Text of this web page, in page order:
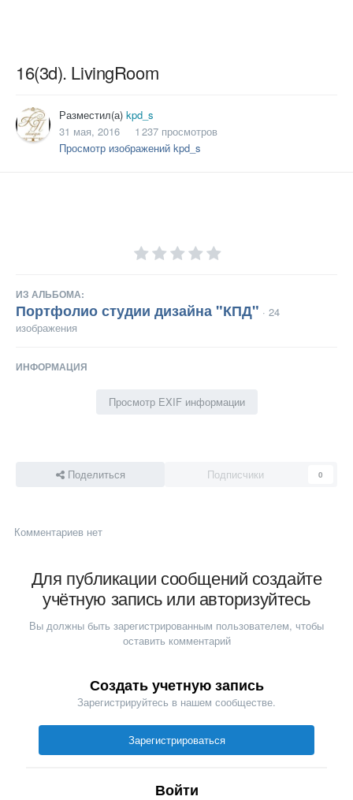
16(3d). LivingRoom
Разместил(а) kpd_s
31 мая, 2016
1 237 просмотров
Просмотр изображений kpd_s
ИЗ АЛЬБОМА:
Портфолио студии дизайна "КПД" · 24
изображения
ИНФОРМАЦИЯ
Просмотр EXIF информации
Поделиться Подписчики 0
Комментариев нет
Для публикации сообщений создайте
учётную запись или авторизуйтесь
Вы должны быть зарегистрированным пользователем, чтобы
оставить комментарий
Создать учетную запись
Зарегистрируйтесь в нашем сообществе.
Зарегистрироваться
Войти